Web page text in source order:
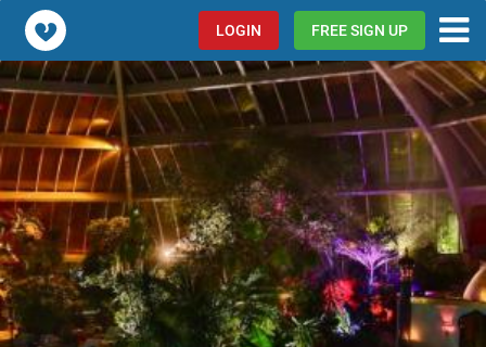
Popcorn.dating LOGIN FREE SIGN UP